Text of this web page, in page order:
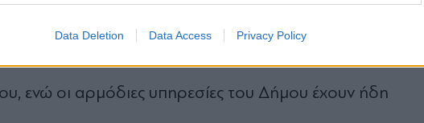
Data Deletion Data Access Privacy Policy
ίδιοι επίθεση.
ενώ οι αρμόδιες υπηρεσίες του Δήμου έχουν ήδη